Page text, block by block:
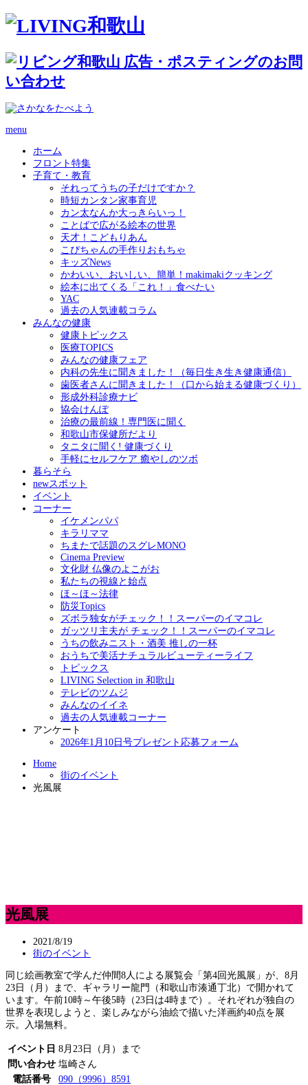
menu
ホーム
フロント特集
子育て・教育
それってうちの子だけですか？
時短カンタン家事育児
カン太なんか大っきらいっ！
ことばで広がる絵本の世界
天才！こどもりあん
こぴちゃんの手作りおもちゃ
キッズNews
かわいい、おいしい、簡単！makimakiクッキング
絵本に出てくる「これ！」食べたい
YAC
過去の人気連載コラム
みんなの健康
健康トピックス
医療TOPICS
みんなの健康フェア
内科の先生に聞きました！（毎日生き生き健康通信）
歯医者さんに聞きました！（口から始まる健康づくり）
形成外科診療ナビ
協会けんぽ
治療の最前線！専門医に聞く
和歌山市保健所だより
タニタに聞く! 健康づくり
手軽にセルフケア 癒やしのツボ
暮らそら
newスポット
イベント
コーナー
イケメンパパ
キラリママ
ちまたで話題のスグレMONO
Cinema Preview
文化財 仏像のよこがお
私たちの視線と始点
ほ～ほ～法律
防災Topics
ズボラ独女がチェック！！スーパーのイマコレ
ガッツリ主夫が チェック！！スーパーのイマコレ
うちの飲みニスト・酒美 推しの一杯
おうちで美活ナチュラルビューティーライフ
トピックス
LIVING Selection in 和歌山
テレビのツムジ
みんなのイイネ
過去の人気連載コーナー
アンケート
2026年1月10日号プレゼント応募フォーム
Home
街のイベント
光風展
光風展
2021/8/19
街のイベント
同じ絵画教室で学んだ仲間8人による展覧会「第4回光風展」が、8月
23日（月）まで、ギャラリー龍門（和歌山市湊通丁北）で開かれて
います。午前10時～午後5時（23日は4時まで）。それぞれが独自の
世界を表現しようと、楽しみながら油絵で描いた洋画約40点を展
示。入場無料。
イベント日 8月23日（月）まで
問い合わせ 塩崎さん
電話番号
090（9996）8591